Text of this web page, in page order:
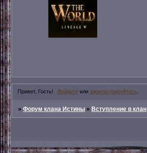
Привет, Гость! Войдитеили зарегистрируйтесь
»Форум клана Истины »Вступление в клан